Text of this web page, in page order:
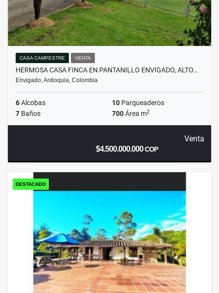
CASA CAMPESTRE VENTA
HERMOSA CASA FINCA EN PANTANILLO ENVIGADO, ALTO…
Envigado, Antioquia, Colombia
6Alcobas 10 Parqueaderos
7 Baños 700Área m2
Venta
$4.500.000.000COP
DESTACADO